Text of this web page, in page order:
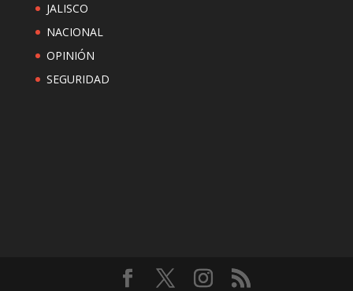
JALISCO
NACIONAL
OPINIÓN
SEGURIDAD